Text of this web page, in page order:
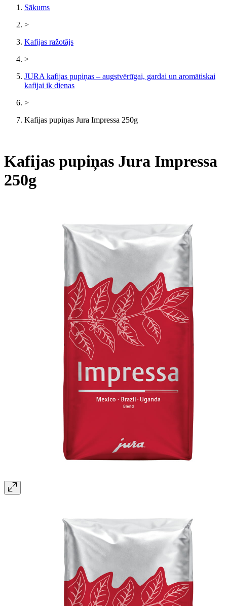
Sākums
>
Kafijas ražotājs
>
JURA kafijas pupiņas – augstvērtīgai, gardai un aromātiskai
kafijai ik dienas
>
Kafijas pupiņas Jura Impressa 250g
Kafijas pupiņas Jura Impressa
250g